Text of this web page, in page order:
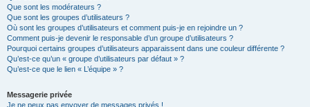
Que sont les modérateurs ?
Que sont les groupes d’utilisateurs ?
Où sont les groupes d’utilisateurs et comment puis-je en rejoindre un ?
Comment puis-je devenir le responsable d’un groupe d’utilisateurs ?
Pourquoi certains groupes d’utilisateurs apparaissent dans une couleur différente ?
Qu’est-ce qu’un « groupe d’utilisateurs par défaut » ?
Qu’est-ce que le lien « L’équipe » ?
Messagerie privée
Je ne peux pas envoyer de messages privés !